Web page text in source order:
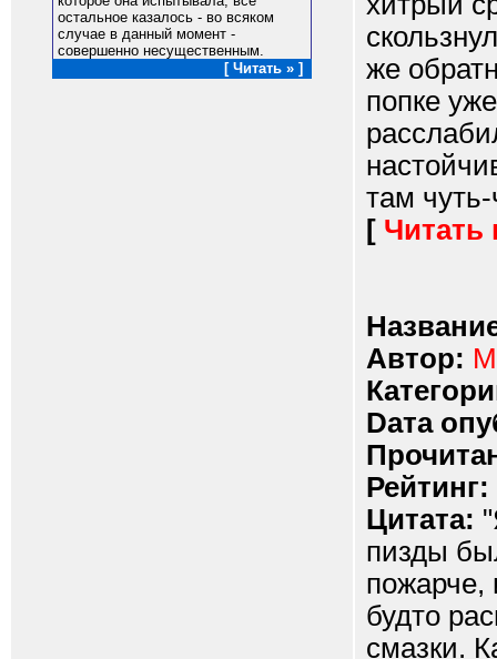
остальное казалось - во всяком
случае в данный момент -
совершенно несущественным.
[ Читать » ]
же
попке
там
[ Читать
Автор:
Dата
Рейтинг:
Цитата:
пизды
пожарче,
будто
смазки.